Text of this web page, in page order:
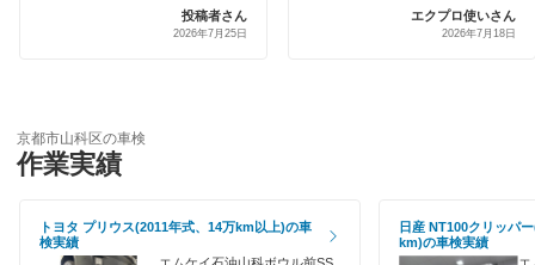
ハイブリッド車OK
120分以内の車検
閉じる
投稿者さん
2026年7月25日
エクプロ使いさん
2026年7月18日
京都市山科区の車検
作業実績
トヨタ プリウス(2011年式、14万km以上)の車
検実績
日産 NT100クリッパ
km)の車検実績